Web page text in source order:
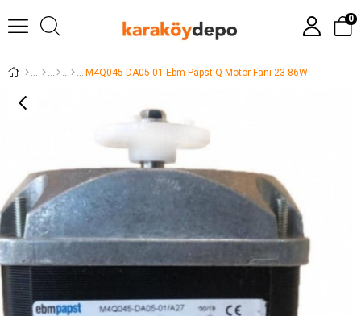
0
M4Q045-DA05-01 Ebm-Papst Q Motor Fanı 23-86W